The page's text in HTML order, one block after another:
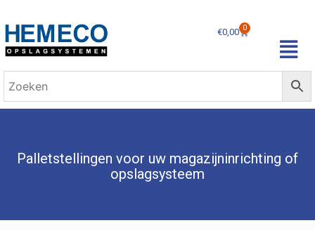
€0,00 0
Palletstellingen voor uw magazijninrichting of
opslagsysteem